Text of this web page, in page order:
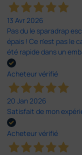
13 Avr 2026
Pas du le sparadrap
épais ! Ce n'est pas le
été rapide dans un
Acheteur vérifié
20 Jan 2026
Satisfait de mon
Acheteur vérifié